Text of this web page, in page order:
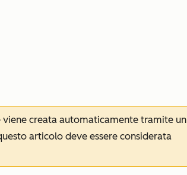
creata automaticamente tramite un
articolo deve essere considerata